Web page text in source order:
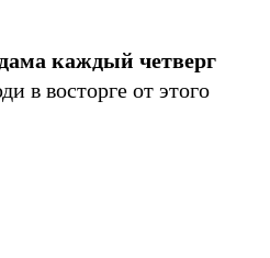
каждый четверг
в восторге от этого